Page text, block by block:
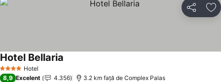
Distribuiți
4 Stele Hotel
Hotel Bellaria
8,9 Excelent 4.356 3.2 km faţă de Complex Palas